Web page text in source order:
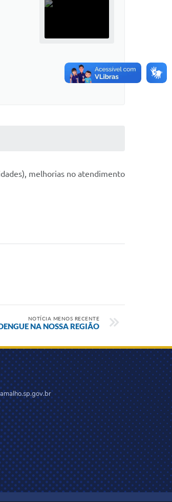
melhorias no atendimento
NOTÍCIA MENOS RECENTE
NA NOSSA REGIÃO